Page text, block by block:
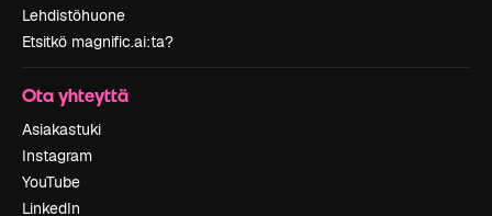
Lehdistöhuone
Etsitkö magnific.ai:ta?
Ota yhteyttä
Asiakastuki
Instagram
YouTube
LinkedIn